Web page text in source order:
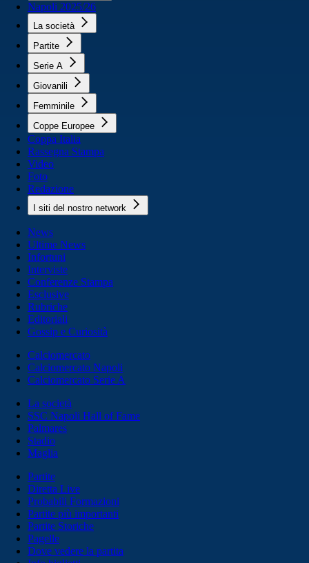
Napoli 2025/26
La società
Partite
Serie A
Giovanili
Femminile
Coppe Europee
Coppa Italia
Rassegna Stampa
Video
Foto
Redazione
I siti del nostro network
News
Ultime News
Infortuni
Interviste
Conferenze Stampa
Esclusive
Rubriche
Editoriali
Gossip e Curiosità
Calciomercato
Calciomercato Napoli
Calciomercato Serie A
La società
SSC Napoli Hall of Fame
Palmares
Stadio
Maglia
Partite
Diretta Live
Probabili Formazioni
Partite più importanti
Partite Storiche
Pagelle
Dove vedere la partita